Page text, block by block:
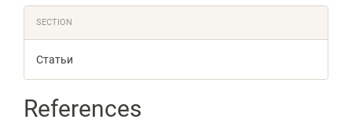
SECTION
Статьи
References